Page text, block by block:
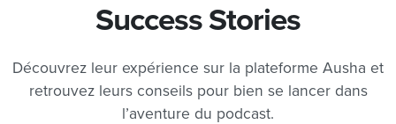
Success Stories
Découvrez leur expérience sur la plateforme Ausha et
retrouvez leurs conseils pour bien se lancer dans
l’aventure du podcast.